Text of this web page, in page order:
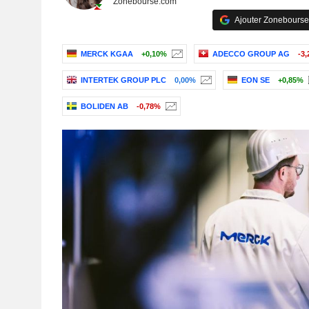
Ajouter
MERCK KGAA +0,10% ADECCO GROUP AG -
INTERTEK GROUP PLC 0,00% EON SE +0,85%
BOLIDEN AB -0,78%